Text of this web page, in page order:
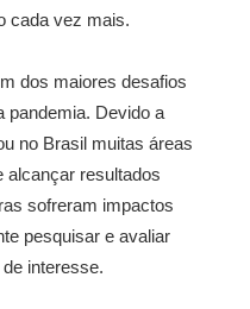
cada vez mais.
dos maiores desafios
pandemia. Devido a
no Brasil muitas áreas
alcançar resultados
sofreram impactos
pesquisar e avaliar
interesse.